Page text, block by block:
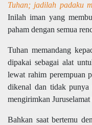
Tuhan; jadilah padaku
Inilah iman yang
paham dengan semua
Tuhan memandang
dipakai sebagai alat
lewat rahim perempuan
dikenal dan tidak punya
mengirimkan Juruselamat
Bahkan saat bertemu